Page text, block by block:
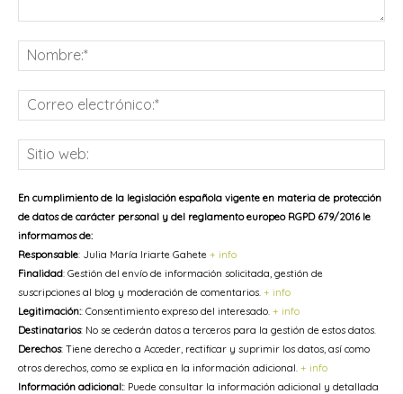
En cumplimiento de la legislación española vigente en materia de protección
de datos de carácter personal y del reglamento europeo RGPD 679/2016 le
informamos de:
Responsable: Julia María Iriarte Gahete + info
Finalidad: Gestión del envío de información solicitada, gestión de
suscripciones al blog y moderación de comentarios. + info
Legitimación:: Consentimiento expreso del interesado. + info
Destinatarios: No se cederán datos a terceros para la gestión de estos datos.
Derechos: Tiene derecho a Acceder, rectificar y suprimir los datos, así como
otros derechos, como se explica en la información adicional. + info
Información adicional:: Puede consultar la información adicional y detallada